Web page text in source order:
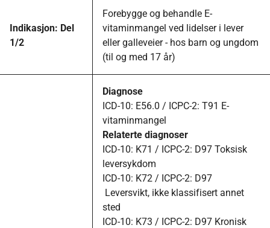
Indikasjon: Del
1/2
Forebygge og behandle E-
vitaminmangel ved lidelser i lever
eller galleveier - hos barn og ungdom
(til og med 17 år)
Diagnose
ICD-10: E56.0 / ICPC-2: T91 E-
vitaminmangel
Relaterte diagnoser
ICD-10: K71 / ICPC-2: D97 Toksisk
leversykdom
ICD-10: K72 / ICPC-2: D97
Leversvikt, ikke klassifisert annet
sted
ICD-10: K73 / ICPC-2: D97 Kronisk